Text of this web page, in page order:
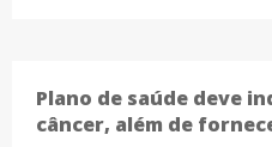
Plano de saúde deve
câncer, além de